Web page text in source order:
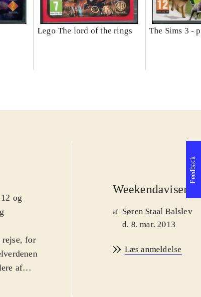
Lego The lord of the rings The Sims 3 -
og
rejse, for
af
Weekendavisen
af
Søren Staal Balslev
d. 8. mar. 2013
Læs anmeldelse
Feedback